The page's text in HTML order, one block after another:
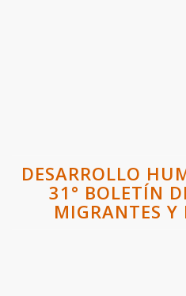
DESARROLLO
31° BOLETÍN
MIGRANTES Y